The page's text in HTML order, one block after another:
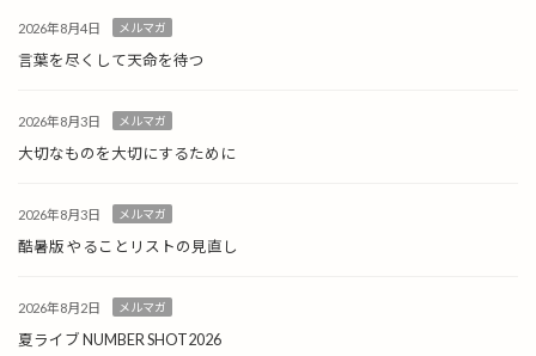
2026年8月4日 メルマガ
言葉を尽くして天命を待つ
2026年8月3日 メルマガ
大切なものを大切にするために
2026年8月3日 メルマガ
酷暑版 やることリストの見直し
2026年8月2日 メルマガ
夏ライブ NUMBER SHOT2026